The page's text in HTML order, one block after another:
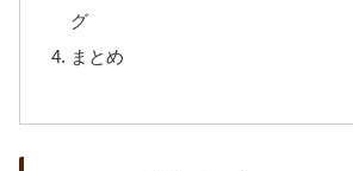
グ
まとめ